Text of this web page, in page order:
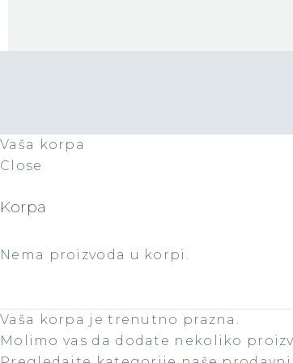
Vaša korpa
Close
Korpa
Nema proizvoda u korpi.
Vaša korpa je trenutno prazna.
Molimo vas da dodate nekoliko